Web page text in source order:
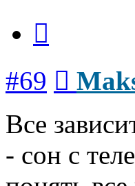
#69
Все
- сон с